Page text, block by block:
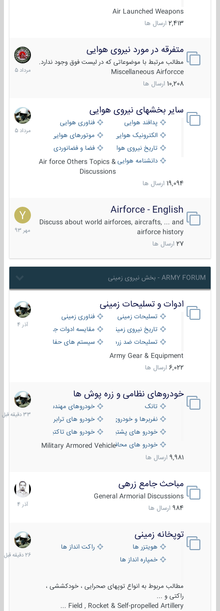
Air Launched Weapons
2,413 ارسال ها
متفرقه در مورد نیروی هوایی
مطالب مرتبط با موضوعاتی که در لیست فوق وجود ندارد.
Miscellaneous Airforcce
10,208 ارسال ها
7
مرداد
1405
سایر بخشهای نیروی هوایی
پدافند هوایی
فناوری هوایی
الکترونیک هوایی
موتورهای هوایی
تاریخ نیروی هوایی
فضا و فضانوردی
دانشنامه هواییAir force Others Topics &
Discussions
19,094 ارسال ها
2
مرداد
1405
Airforce - English
Discuss about world airforces, aircrafts, ... and
airforce history
27 ارسال ها
15
مهر
1393
ARMY FORUM - بخش نیروی زمینی
ادوات و تسلیحات زمینی
تسلیحات زمینی
فناوری زمینی
تاریخ نیروی زمینی
مقایسه ادوات جنگی
تسلیحات ضد زره
سیستم های حفاظت فعال
Army Gear & Equipment
6,022 ارسال ها
21
آذر
1404
خودروهای نظامی و زره پوش ها
تانک
خودروهای مهندسی
نفربرها و خودروی های رزمی پیاده نظام
خودرو های ترابری نظامی
خودرو های پشتیبانی آتش ، شناسایی و ضد تانک
خودرو های تاکتیکی نظامی
خودرو های محافظت شدهMilitary Armored Vehicle
9,981 ارسال ها
33
دقیقه
قبل
مباحث جامع زرهی
General Armorial Discussions
984 ارسال ها
7
آذر
1404
توپخانه زمینی
هویتزر ها
راکت انداز ها
خمپاره انداز ها
مطالب مربوط به انواع توپهای صحرایی ، خودکششی ،
راکتی و ...
Field , Rocket & Self-propelled Artillery ...
26
دقیقه
قبل